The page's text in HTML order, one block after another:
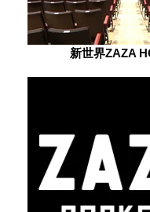
新世界ZAZA